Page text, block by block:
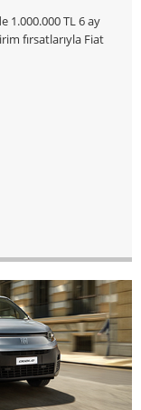
1.000.000 TL 6 ay
fırsatlarıyla Fiat